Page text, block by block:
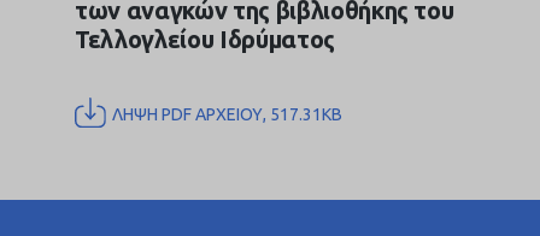
των αναγκών της βιβλιοθήκης του
Τελλογλείου Ιδρύματος
ΛΗΨΗ PDF ΑΡΧΕΙΟΥ, 517.31KB